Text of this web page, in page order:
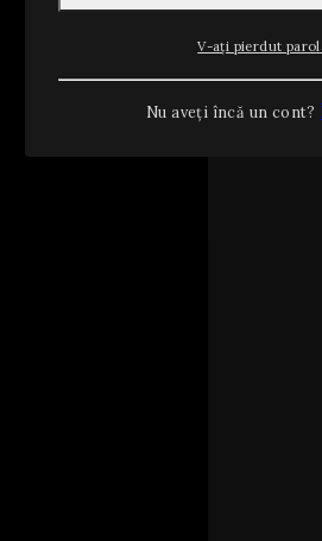
V-ați pierdut
Nu aveți încă un cont?